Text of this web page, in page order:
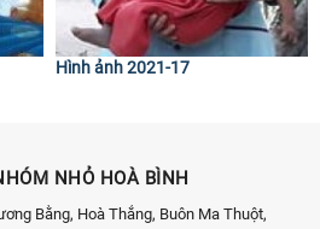
Hình ảnh 2021-17
NHỎ HOÀ BÌNH
Bằng, Hoà Thắng, Buôn Ma Thuột,